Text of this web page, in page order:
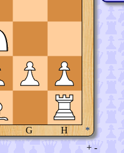
G H *
+ -